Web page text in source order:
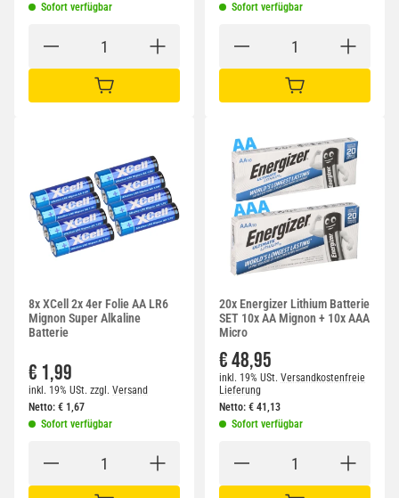
Sofort verfügbar
IN DEN WARENKORB
Sofort verfügbar
IN DEN WARENKORB
8x XCell 2x 4er Folie AA LR6
Mignon Super Alkaline
Batterie
€ 1,99
inkl. 19% USt. zzgl. Versand
Netto: € 1,67
Sofort verfügbar
20x Energizer Lithium Batterie
SET 10x AA Mignon + 10x AAA
Micro
€ 48,95
inkl. 19% USt. Versandkostenfreie
Lieferung
Netto: € 41,13
Sofort verfügbar